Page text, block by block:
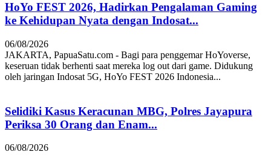
HoYo FEST 2026, Hadirkan Pengalaman Gaming
ke Kehidupan Nyata dengan Indosat...
06/08/2026
JAKARTA, PapuaSatu.com - Bagi para penggemar HoYoverse,
keseruan tidak berhenti saat mereka log out dari game. Didukung
oleh jaringan Indosat 5G, HoYo FEST 2026 Indonesia...
Selidiki Kasus Keracunan MBG, Polres Jayapura
Periksa 30 Orang dan Enam...
06/08/2026